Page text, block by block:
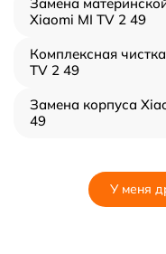
Xiaomi MI TV 2 49
Комплексная
TV 2 49
Замена корпуса
49
У меня